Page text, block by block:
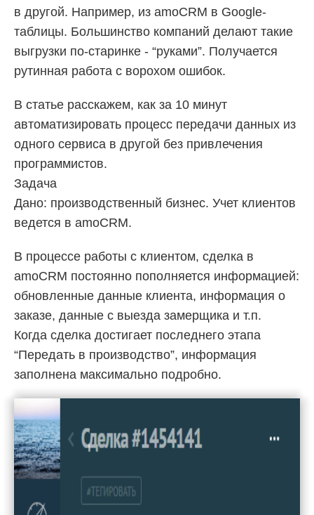
в другой. Например, из amoCRM в Google-
таблицы. Большинство компаний делают такие
выгрузки по-старинке - “руками”. Получается
рутинная работа с ворохом ошибок.
В статье расскажем, как за 10 минут
автоматизировать процесс передачи данных из
одного сервиса в другой без привлечения
программистов.
Задача
Дано: производственный бизнес. Учет клиентов
ведется в amoCRM.
В процессе работы с клиентом, сделка в
amoCRM постоянно пополняется информацией:
обновленные данные клиента, информация о
заказе, данные с выезда замерщика и т.п.
Когда сделка достигает последнего этапа
“Передать в производство”, информация
заполнена максимально подробно.